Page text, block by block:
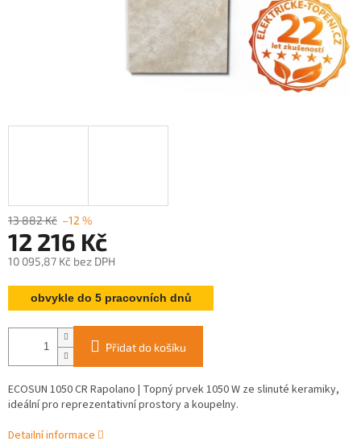
13 882 Kč –12 %
12 216 Kč
10 095,87 Kč bez DPH
Měrná
cena:obvykle do 5 pracovních dnů
Přidat do košíku
ECOSUN 1050 CR Rapolano | Topný prvek 1050 W ze slinuté keramiky,
ideální pro reprezentativní prostory a koupelny.
Detailní informace